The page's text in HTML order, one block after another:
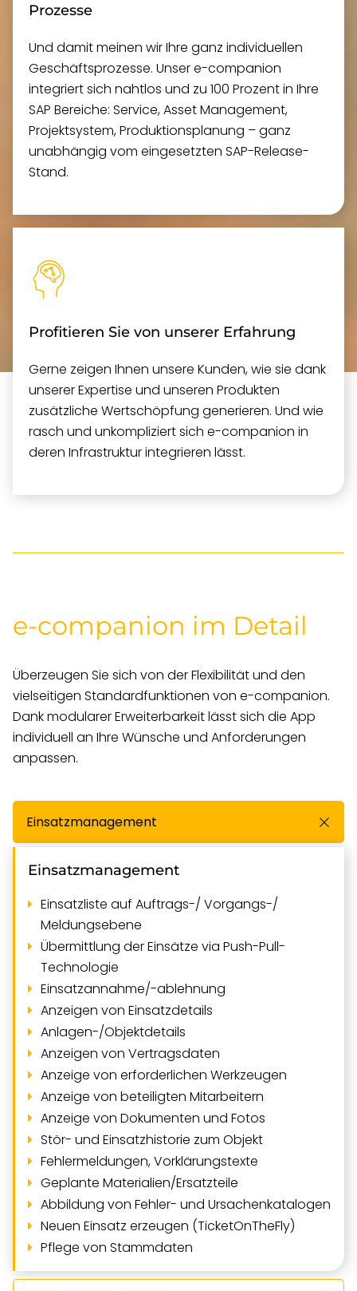
Prozesse
Und damit meinen wir Ihre ganz individuellen
Geschäftsprozesse. Unser e-companion
integriert sich nahtlos und zu 100 Prozent in Ihre
SAP Bereiche: Service, Asset Management,
Projektsystem, Produktionsplanung – ganz
unabhängig vom eingesetzten SAP-Release-
Stand.
Profitieren Sie von unserer Erfahrung
Gerne zeigen Ihnen unsere Kunden, wie sie dank
unserer Expertise und unseren Produkten
zusätzliche Wertschöpfung generieren. Und wie
rasch und unkompliziert sich e-companion in
deren Infrastruktur integrieren lässt.
e-companion im Detail
Überzeugen Sie sich von der Flexibilität und den
vielseitigen Standardfunktionen von e-companion.
Dank modularer Erweiterbarkeit lässt sich die App
individuell an Ihre Wünsche und Anforderungen
anpassen.
Einsatzmanagement
Einsatzmanagement
Einsatzliste auf Auftrags-/ Vorgangs-/
Meldungsebene
Übermittlung der Einsätze via Push-Pull-
Technologie
Einsatzannahme/-ablehnung
Anzeigen von Einsatzdetails
Anlagen-/Objektdetails
Anzeigen von Vertragsdaten
Anzeige von erforderlichen Werkzeugen
Anzeige von beteiligten Mitarbeitern
Anzeige von Dokumenten und Fotos
Stör- und Einsatzhistorie zum Objekt
Fehlermeldungen, Vorklärungstexte
Geplante Materialien/Ersatzteile
Abbildung von Fehler- und Ursachenkatalogen
Neuen Einsatz erzeugen (TicketOnTheFly)
Pflege von Stammdaten